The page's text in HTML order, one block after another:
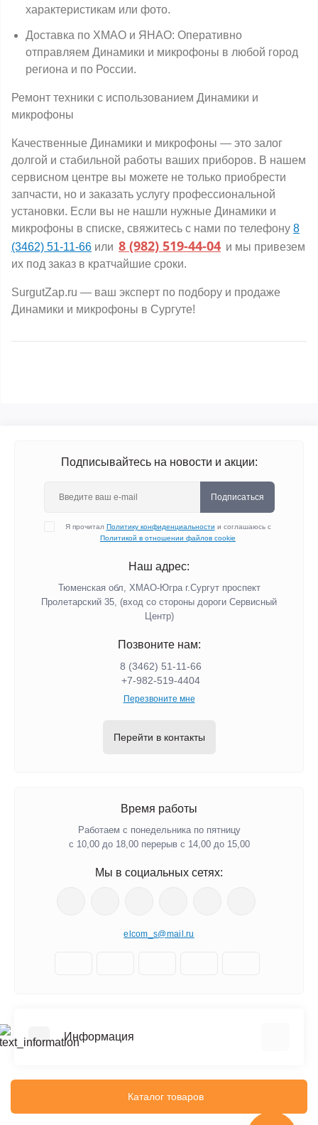
характеристикам или фото.
Доставка по ХМАО и ЯНАО: Оперативно
отправляем Динамики и микрофоны в любой город
региона и по России.
Ремонт техники с использованием Динамики и
микрофоны
Качественные Динамики и микрофоны — это залог
долгой и стабильной работы ваших приборов. В нашем
сервисном центре вы можете не только приобрести
запчасти, но и заказать услугу профессиональной
установки. Если вы не нашли нужные Динамики и
микрофоны в списке, свяжитесь с нами по телефону 8
(3462) 51-11-66 или 8 (982) 519-44-04 и мы привезем
их под заказ в кратчайшие сроки.
SurgutZap.ru — ваш эксперт по подбору и продаже
Динамики и микрофоны в Сургуте!
Подписывайтесь на новости и акции:
Подписаться
Я прочитал Политику конфиденциальности и соглашаюсь с
Политикой в отношении файлов cookie
Наш адрес:
Тюменская обл, ХМАО-Югра г.Сургут проспект
Пролетарский 35, (вход со стороны дороги Сервисный
Центр)
Позвоните нам:
8 (3462) 51-11-66
+7-982-519-4404
Перезвоните мне
Перейти в контакты
Время работы
Работаем с понедельника по пятницу
с 10,00 до 18,00 перерыв с 14,00 до 15,00
Мы в социальных сетях:
elcom_s@mail.ru
Информация
О компании
Каталог товаров